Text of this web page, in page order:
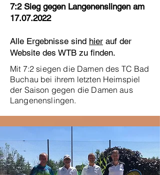
7:2 Sieg gegen Langenenslingen am
17.07.2022
Alle Ergebnisse sind hier auf der
Website des WTB zu finden.
Mit 7:2 siegen die Damen des TC Bad
Buchau bei ihrem letzten Heimspiel
der Saison gegen die Damen aus
Langenenslingen.